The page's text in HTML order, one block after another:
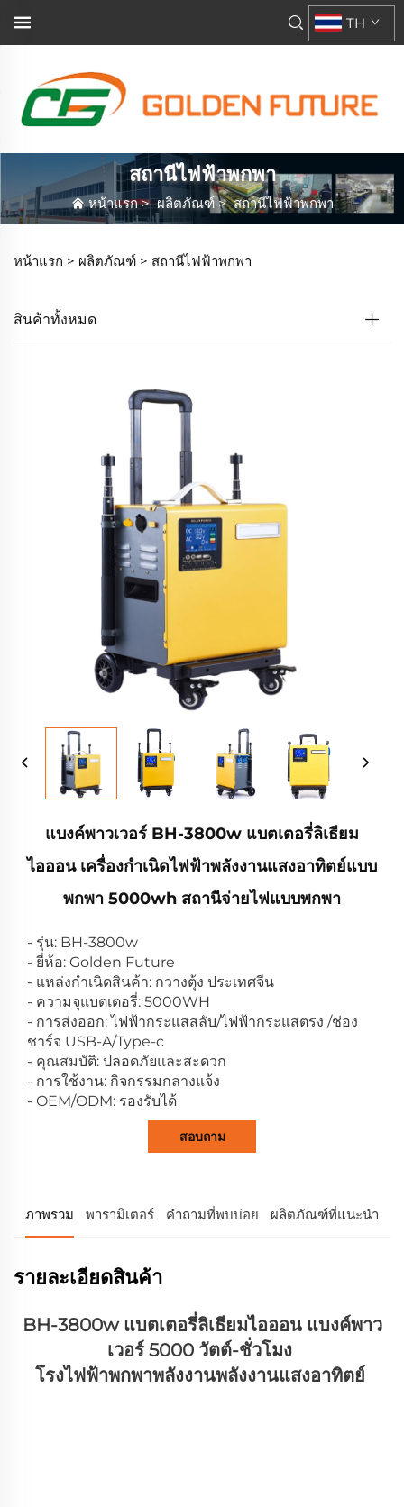
TH
สถานีไฟฟ้าพกพา
หน้าแรก>ผลิตภัณฑ์>สถานีไฟฟ้าพกพา
หน้าแรก > ผลิตภัณฑ์ > สถานีไฟฟ้าพกพา
สินค้าทั้งหมด
แบงค์พาวเวอร์ BH-3800w แบตเตอรี่ลิเธียม
ไอออน เครื่องกำเนิดไฟฟ้าพลังงานแสงอาทิตย์แบบ
พกพา 5000wh สถานีจ่ายไฟแบบพกพา
- รุ่น: BH-3800w
- ยี่ห้อ: Golden Future
- แหล่งกำเนิดสินค้า: กวางตุ้ง ประเทศจีน
- ความจุแบตเตอรี่: 5000WH
- การส่งออก: ไฟฟ้ากระแสสลับ/ไฟฟ้ากระแสตรง /ช่อง
ชาร์จ USB-A/Type-c
- คุณสมบัติ: ปลอดภัยและสะดวก
- การใช้งาน: กิจกรรมกลางแจ้ง
- OEM/ODM: รองรับได้
สอบถาม
ภาพรวม พารามิเตอร์ คำถามที่พบบ่อย ผลิตภัณฑ์ที่แนะนำ
รายละเอียดสินค้า
BH-3800w แบตเตอรี่ลิเธียมไอออน แบงค์พาว
เวอร์ 5000 วัตต์-ชั่วโมง
โรงไฟฟ้าพกพาพลังงานพลังงานแสงอาทิตย์